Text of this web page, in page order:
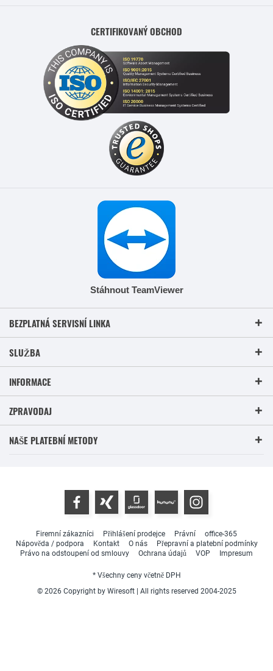
CERTIFIKOVANÝ OBCHOD
Stáhnout TeamViewer
BEZPLATNÁ SERVISNÍ LINKA
SLUŽBA
INFORMACE
ZPRAVODAJ
NAŠE PLATEBNÍ METODY
Firemní zákazníci Přihlášení prodejce Právní
office-365
Nápověda / podpora
Kontakt O nás
Přepravní a platební podmínky
Právo na odstoupení od smlouvy
Ochrana údajů VOP Impresum
* Všechny ceny včetně DPH
© 2026 Copyright by Wiresoft | All rights reserved 2004-2025